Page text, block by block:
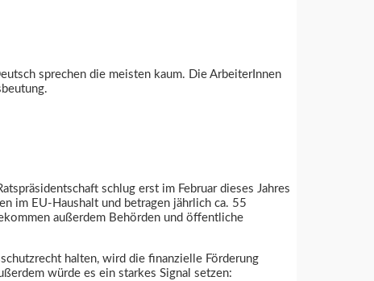
sprechen die meisten kaum. Die ArbeiterInnen
schlug erst im Februar dieses Jahres
im EU-Haushalt und betragen jährlich ca. 55
außerdem Behörden und öffentliche
halten, wird die finanzielle Förderung
würde es ein starkes Signal setzen: